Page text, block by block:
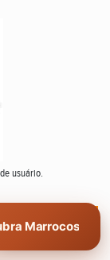
usuário.
CONCORDO
Marrocos